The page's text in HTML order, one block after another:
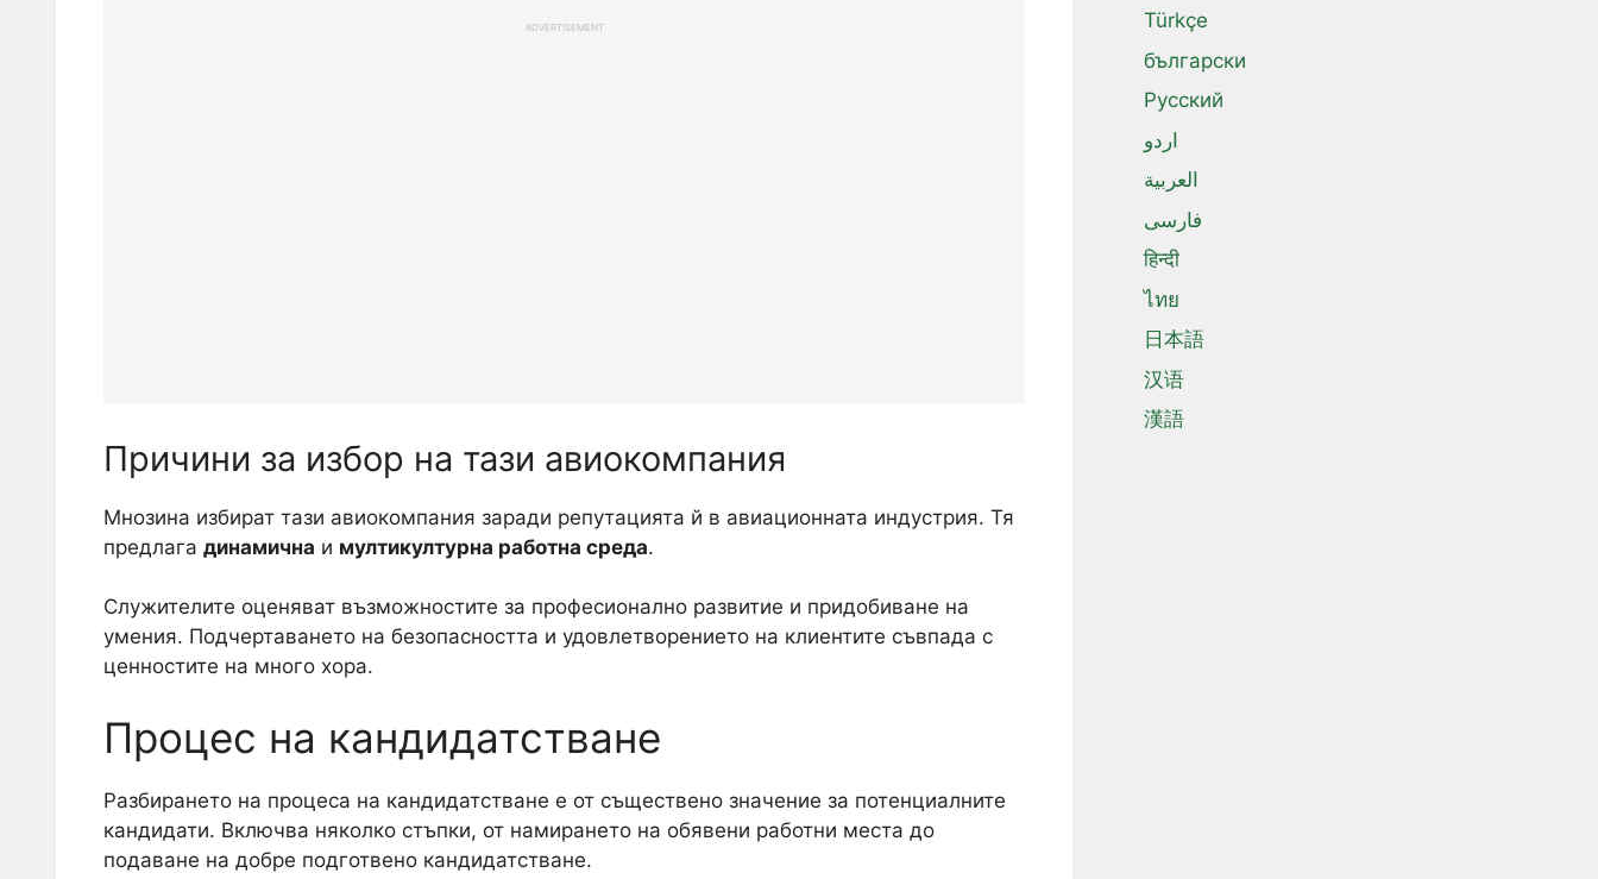
ADVERTISEMENT
Причини за избор на тази авиокомпания
Мнозина избират тази авиокомпания заради репутацията й в авиационната индустрия. Тя
предлага динамична и мултикултурна работна среда.
Служителите оценяват възможностите за професионално развитие и придобиване на
умения. Подчертаването на безопасността и удовлетворението на клиентите съвпада с
ценностите на много хора.
Процес на кандидатстване
Разбирането на процеса на кандидатстване е от съществено значение за потенциалните
кандидати. Включва няколко стъпки, от намирането на обявени работни места до
подаване на добре подготвено кандидатстване.
Türkçe
български
Русский
اردو
العربية
فارسی
हिन्दी
ไทย
日本語
汉语
漢語